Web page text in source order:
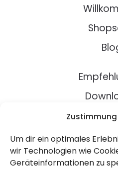
Um dir ein optimales
wir Technologien wie
Geräteinformationen zu
Über